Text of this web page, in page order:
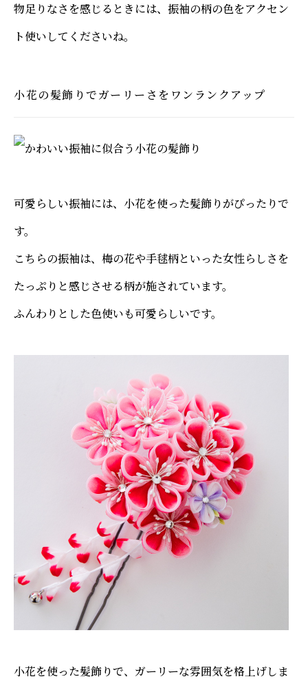
物足りなさを感じるときには、振袖の柄の色をアクセン
ト使いしてくださいね。
小花の髪飾りでガーリーさをワンランクアップ
可愛らしい振袖には、小花を使った髪飾りがぴったりで
す。
こちらの振袖は、梅の花や手毬柄といった女性らしさを
たっぷりと感じさせる柄が施されています。
ふんわりとした色使いも可愛らしいです。
小花を使った髪飾りで、ガーリーな雰囲気を格上げしま